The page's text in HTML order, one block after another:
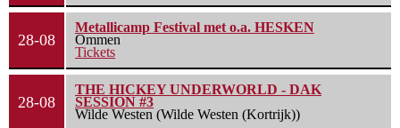
28-08
Metallicamp Festival met o.a. HESKEN
Ommen
Tickets
28-08
THE HICKEY UNDERWORLD - DAK
SESSION #3
Wilde Westen (Wilde Westen (Kortrijk))